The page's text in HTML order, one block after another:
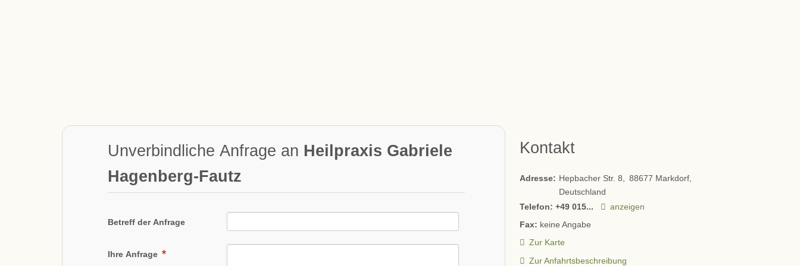
Unverbindliche Anfrage an Heilpraxis Gabriele
Hagenberg-Fautz
Betreff der Anfrage
Ihre Anfrage
Kontakt
Adresse: Hepbacher Str. 8 88677 Markdorf
Deutschland
Telefon: +49 015...
anzeigen
Fax: keine Angabe
Zur Karte
Zur Anfahrtsbeschreibung